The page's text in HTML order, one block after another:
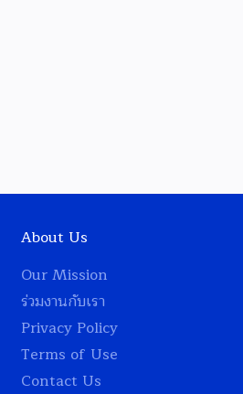
About Us
Our Mission
ร่วมงานกับเรา
Privacy Policy
Terms of Use
Contact Us